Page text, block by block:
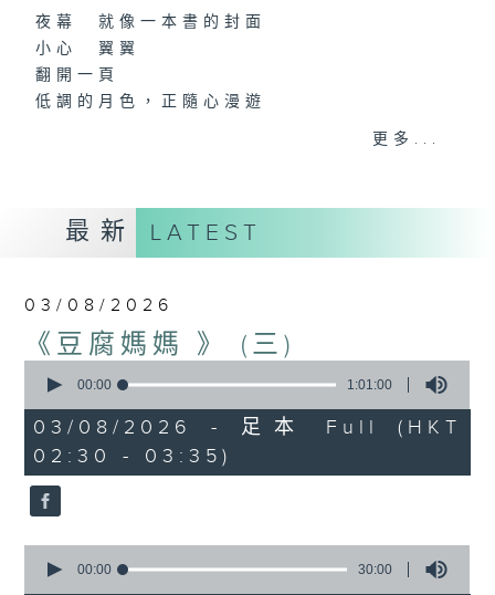
夜幕 就像一本書的封面
小心 翼翼
翻開一頁
低調的月色，正隨心漫遊
又是一個新的星期，是喜，是憂？節目主持誦
第一台播放時間
星期一02:30至03:30
#香港電台文教組
# 藝文一格 culture.rthk.hk
更多...
最新 LATEST
03/08/2026
《豆腐媽媽 》 (三)
seconds
1
hour,
1
minute,
0
seconds
00:00 1:01:00
03/08/2026 - 足本 Full (HKT
02:30 - 03:35)
seconds
00:00 30:00